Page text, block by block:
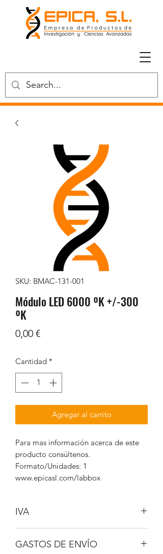
SKU: BMAC-131-001
Módulo LED 6000 ºK +/-300
ºK
0,00 €Precio
Cantidad *
Agregar al carrito
Para mas información acerca de este
producto consúltenos.
Formato/Unidades: 1
www.epicasl.com/labbox
IVA
GASTOS DE ENVÍO